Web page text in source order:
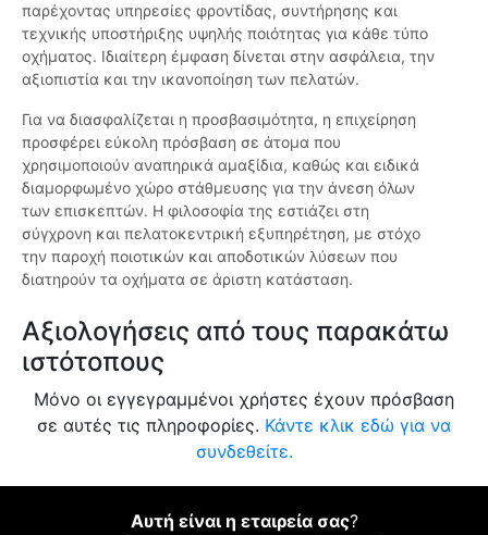
παρέχοντας υπηρεσίες φροντίδας, συντήρησης και
τεχνικής υποστήριξης υψηλής ποιότητας για κάθε τύπο
οχήματος. Ιδιαίτερη έμφαση δίνεται στην ασφάλεια, την
αξιοπιστία και την ικανοποίηση των πελατών.
Για να διασφαλίζεται η προσβασιμότητα, η επιχείρηση
προσφέρει εύκολη πρόσβαση σε άτομα που
χρησιμοποιούν αναπηρικά αμαξίδια, καθώς και ειδικά
διαμορφωμένο χώρο στάθμευσης για την άνεση όλων
των επισκεπτών. Η φιλοσοφία της εστιάζει στη
σύγχρονη και πελατοκεντρική εξυπηρέτηση, με στόχο
την παροχή ποιοτικών και αποδοτικών λύσεων που
διατηρούν τα οχήματα σε άριστη κατάσταση.
Αξιολογήσεις από τους παρακάτω
ιστότοπους
Μόνο οι εγγεγραμμένοι χρήστες έχουν πρόσβαση
σε αυτές τις πληροφορίες. Κάντε κλικ εδώ για να
συνδεθείτε.
Αυτή είναι η εταιρεία σας?